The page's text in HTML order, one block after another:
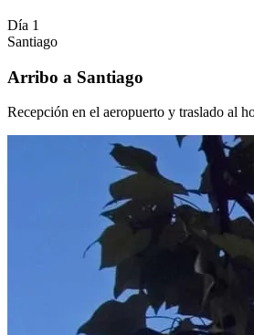
Día 1
Santiago
Arribo a Santiago
Recepción en el aeropuerto y traslado al